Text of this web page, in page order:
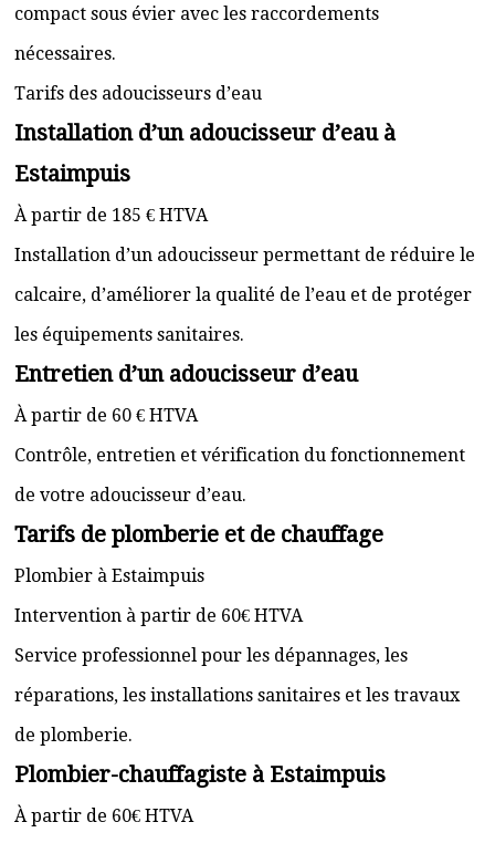
compact sous évier avec les raccordements
nécessaires.
Tarifs des adoucisseurs d’eau
Installation d’un adoucisseur d’eau à
Estaimpuis
À partir de 185 € HTVA
Installation d’un adoucisseur permettant de réduire le
calcaire, d’améliorer la qualité de l’eau et de protéger
les équipements sanitaires.
Entretien d’un adoucisseur d’eau
À partir de 60 € HTVA
Contrôle, entretien et vérification du fonctionnement
de votre adoucisseur d’eau.
Tarifs de plomberie et de chauffage
Plombier à Estaimpuis
Intervention à partir de 60€ HTVA
Service professionnel pour les dépannages, les
réparations, les installations sanitaires et les travaux
de plomberie.
Plombier-chauffagiste à Estaimpuis
À partir de 60€ HTVA